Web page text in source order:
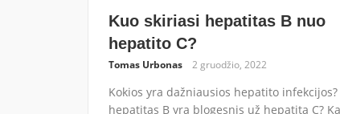
Kuo skiriasi hepatitas B nuo
hepatito C?
Tomas Urbonas 2 gruodžio, 2022
Kokios yra dažniausios hepatito infekcijos?
hepatitas B yra blogesnis už hepatitą C?